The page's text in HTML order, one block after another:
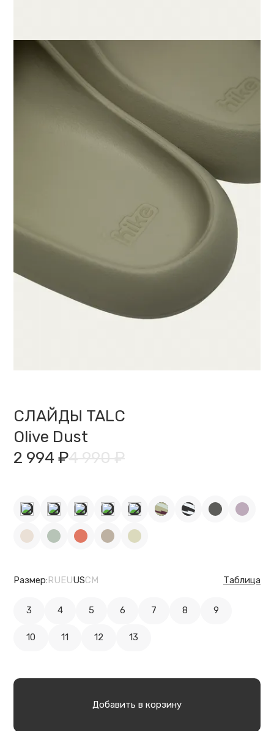
СЛАЙДЫ TALC
Olive Dust
2 994 ₽4 990 ₽
Размер:RUEUUSCM Таблица
3 4 5 6 7 8 9
10 11 12 13
Добавить в корзину